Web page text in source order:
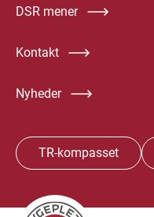
DSR mener
Kontakt
Nyheder
TR-kompasset